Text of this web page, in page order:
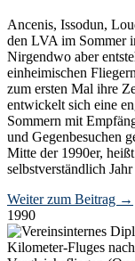
Ancenis, Issodun,
den LVA im Sommer
Nirgendwo aber
einheimischen
zum ersten Mal ihre
entwickelt sich eine
Sommern mit
und Gegenbesuchen
Mitte der 1990er,
selbstverständlich
Weiter zum Beitrag →
1990